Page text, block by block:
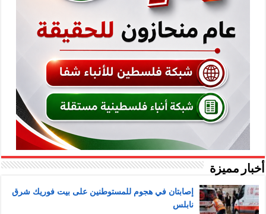
أخبار مميزة
إصابتان في هجوم للمستوطنين على بيت فوريك شرق
نابلس